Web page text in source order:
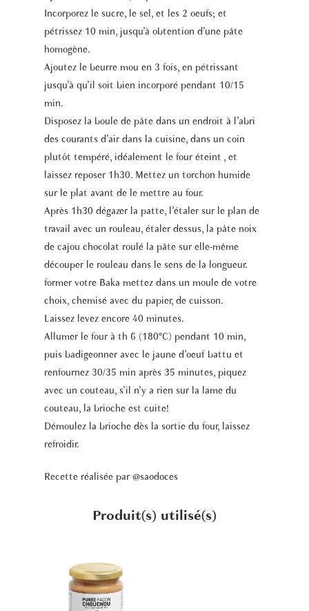
Incorporez le sucre, le sel, et les 2 oeufs; et
pétrissez 10 min, jusqu’à obtention d’une pâte
homogène.
Ajoutez le beurre mou en 3 fois, en pétrissant
jusqu’à qu’il soit bien incorporé pendant 10/15
min.
Disposez la boule de pâte dans un endroit à l’abri
des courants d’air dans la cuisine, dans un coin
plutôt tempéré, idéalement le four éteint , et
laissez reposer 1h30. Mettez un torchon humide
sur le plat avant de le mettre au four.
Après 1h30 dégazer la patte, l’étaler sur le plan de
travail avec un rouleau, étaler dessus, la pâte noix
de cajou chocolat roulé la pâte sur elle-même
découper le rouleau dans le sens de la longueur.
former votre Baka mettez dans un moule de votre
choix, chemisé avec du papier, de cuisson.
Laissez levez encore 40 minutes.
Allumer le four à th 6 (180°C) pendant 10 min,
puis badigeonner avec le jaune d’oeuf battu et
renfournez 30/35 min après 35 minutes, piquez
avec un couteau, s’il n’y a rien sur la lame du
couteau, la brioche est cuite!
Démoulez la brioche dès la sortie du four, laissez
refroidir.
Recette réalisée par@saodoces
Produit(s) utilisé(s)